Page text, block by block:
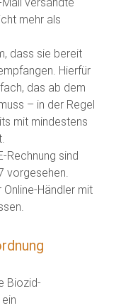
mehr als
dass sie bereit
Hierfür
das ab dem
– in der Regel
mit mindestens
Rechnung sind
vorgesehen.
Händler mit
Biozid-